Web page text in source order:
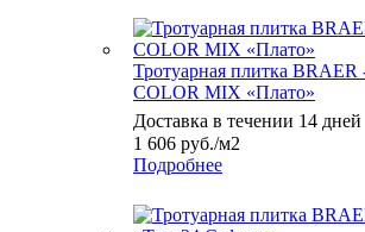
Тротуарная плитка
COLOR MIX «Плато»
Доставка в течении 14 дней
1 606 руб./м2
Подробнее